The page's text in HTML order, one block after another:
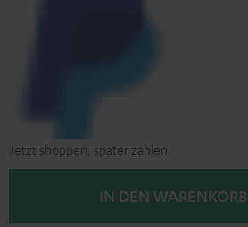
Jetzt shoppen, später zahlen.
IN DEN WARENKORB